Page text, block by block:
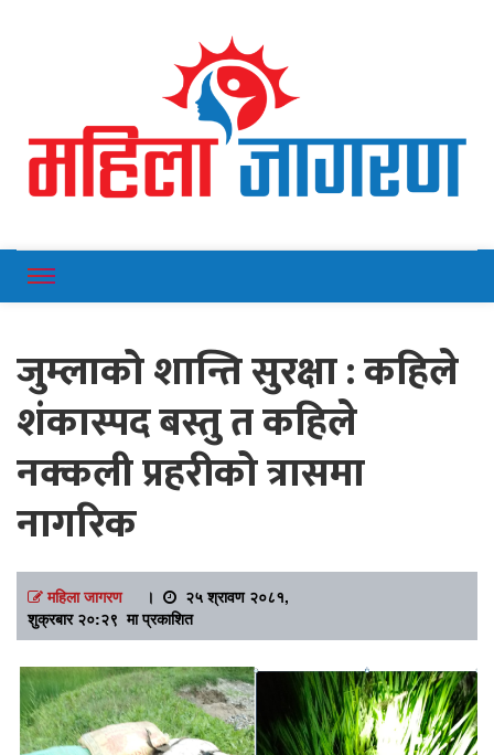
Mahilajagaran
जुम्लाको शान्ति सुरक्षा : कहिले
शंकास्पद बस्तु त कहिले
नक्कली प्रहरीको त्रासमा
नागरिक
महिला जागरण।
२५ श्रावण २०८१,
शुक्रबार २०:२९ मा प्रकाशित